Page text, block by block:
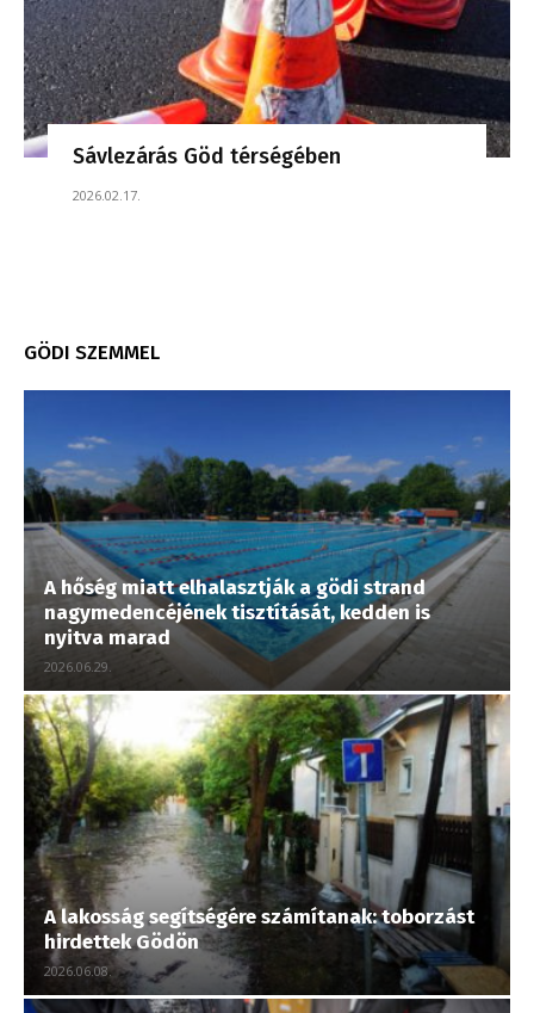
Sávlezárás Göd térségében
2026.02.17.
GÖDI SZEMMEL
A hőség miatt elhalasztják a gödi strand
nagymedencéjének tisztítását, kedden is
nyitva marad
2026.06.29.
A lakosság segítségére számítanak: toborzást
hirdettek Gödön
2026.06.08.